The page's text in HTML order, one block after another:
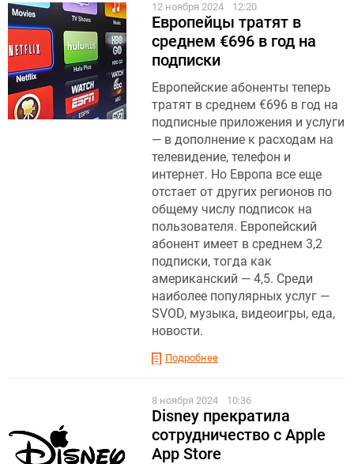
12 ноября 2024 12:20
Европейцы тратят в
среднем €696 в год на
подписки
Европейские абоненты теперь
тратят в среднем €696 в год на
подписные приложения и услуги
— в дополнение к расходам на
телевидение, телефон и
интернет. Но Европа все еще
отстает от других регионов по
общему числу подписок на
пользователя. Европейский
абонент имеет в среднем 3,2
подписки, тогда как
американский — 4,5. Среди
наиболее популярных услуг —
SVOD, музыка, видеоигры, еда,
новости.
Подробнее
8 ноября 2024 10:36
Disney прекратила
сотрудничество с Apple
App Store